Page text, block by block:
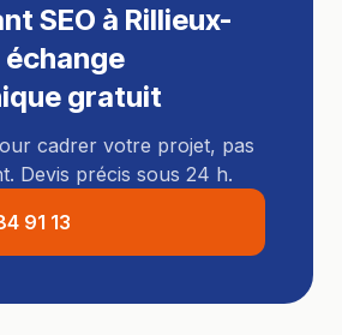
SEO à Rillieux-
échange
gratuit
cadrer votre projet, pas
Devis précis sous 24 h.
91 13